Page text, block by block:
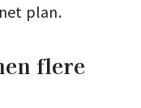
plan.
flere